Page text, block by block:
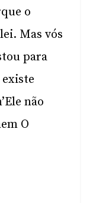
o
Mas vós
para
existe
não
O